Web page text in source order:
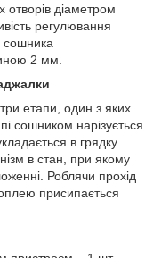
діаметром
регулювання
сошника
2 мм.
етапи, один з яких
сошником нарізується
в грядку.
в стан, при якому
Роблячи прохід
присипається